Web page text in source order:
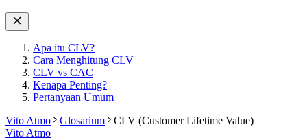
Apa itu CLV?
Cara Menghitung CLV
CLV vs CAC
Kenapa Penting?
Pertanyaan Umum
Vito Atmo
Glosarium
CLV (Customer Lifetime Value)
Vito Atmo